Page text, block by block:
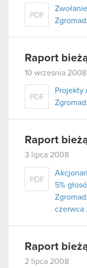
PDF
Raport
10 września 2008
PDF
Projekty
Raport
3 lipca 2008
PDF
5%
czerwca
Raport
2 lipca 2008